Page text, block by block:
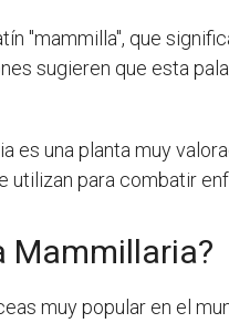
"mammilla", que
sugieren que esta
es una planta muy
utilizan para combatir
Mammillaria?
muy popular en el